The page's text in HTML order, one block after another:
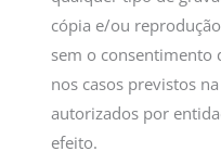
cópia e/ou
sem o consentimento
nos casos previstos
autorizados por
efeito.